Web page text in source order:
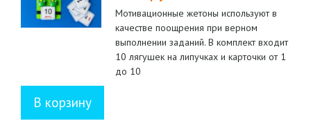
Мотивационные жетоны используют в
качестве поощрения при верном
выполнении заданий. В комплект входит
10 лягушек на липучках и карточки от 1
до 10